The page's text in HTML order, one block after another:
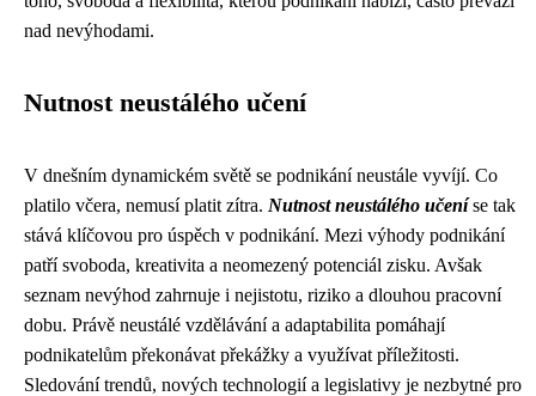
nad nevýhodami.
Nutnost neustálého učení
V dnešním dynamickém světě se podnikání neustále vyvíjí. Co
platilo včera, nemusí platit zítra. Nutnost neustálého učeníse tak
stává klíčovou pro úspěch v podnikání. Mezi výhody podnikání
patří svoboda, kreativita a neomezený potenciál zisku. Avšak
seznam nevýhod zahrnuje i nejistotu, riziko a dlouhou pracovní
dobu. Právě neustálé vzdělávání a adaptabilita pomáhají
podnikatelům překonávat překážky a využívat příležitosti.
Sledování trendů, nových technologií a legislativy je nezbytné pro